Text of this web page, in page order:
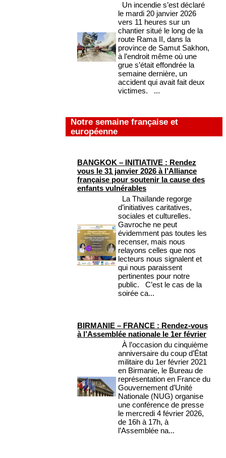
Un incendie s’est déclaré
le mardi 20 janvier 2026
vers 11 heures sur un
chantier situé le long de la
route Rama II, dans la
province de Samut Sakhon,
à l’endroit même où une
grue s’était effondrée la
semaine dernière, un
accident qui avait fait deux
victimes. ...
Notre semaine française et
européenne
BANGKOK – INITIATIVE : Rendez
vous le 31 janvier 2026 à l’Alliance
française pour soutenir la cause des
enfants vulnérables
La Thaïlande regorge
d’initiatives caritatives,
sociales et culturelles.
Gavroche ne peut
évidemment pas toutes les
recenser, mais nous
relayons celles que nos
lecteurs nous signalent et
qui nous paraissent
pertinentes pour notre
public. C’est le cas de la
soirée ca...
BIRMANIE – FRANCE : Rendez-vous
à l’Assemblée nationale le 1er février
À l’occasion du cinquième
anniversaire du coup d’État
militaire du 1er février 2021
en Birmanie, le Bureau de
représentation en France du
Gouvernement d’Unité
Nationale (NUG) organise
une conférence de presse
le mercredi 4 février 2026,
de 16h à 17h, à
l’Assemblée na...